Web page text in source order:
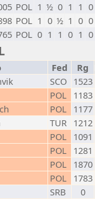
POL 1 ½ 0 1 1 0
POL 1 0 ½ 1 0 0
POL 0 1 1 0 1 0
Fed Rg
SCO 1523
POL 1183
POL 1177
TUR 1212
POL 1091
POL 1281
POL 1870
POL 1783
SRB 0